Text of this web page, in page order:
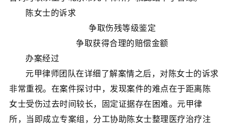
陈女士的诉求
争取伤残等级鉴定
争取获得合理的赔偿金额
办案经过
元甲律师团队在详细了解案情之后，对陈女士的诉求
非常重视。在案件探讨中，发现案件的难点在于距离陈
女士受伤过去时间较长，固定证据存在困难。元甲律
所，当即成立专案组，分工协助陈女士整理医疗治疗注